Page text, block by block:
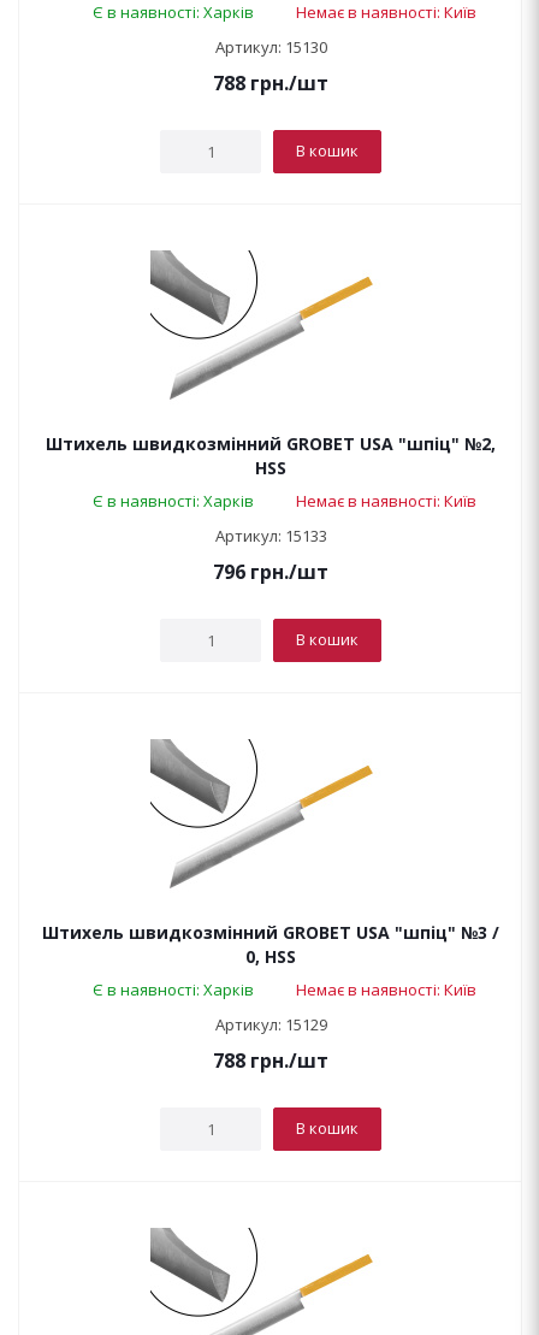
Є в наявності: Харків
Немає в наявності: Київ
Артикул: 15130
788 грн./шт
В кошик
Штихель швидкозмінний GROBET USA "шпіц" №2,
HSS
Є в наявності: Харків
Немає в наявності: Київ
Артикул: 15133
796 грн./шт
В кошик
Штихель швидкозмінний GROBET USA "шпіц" №3 /
0, HSS
Є в наявності: Харків
Немає в наявності: Київ
Артикул: 15129
788 грн./шт
В кошик